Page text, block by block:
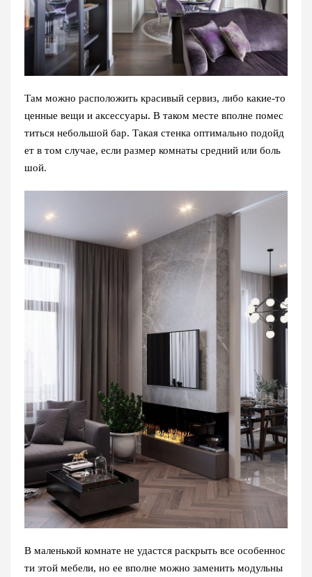
Там можно расположить красивый сервиз, либо какие-то
ценные вещи и аксессуары. В таком месте вполне помес
титься небольшой бар. Такая стенка оптимально подойд
ет в том случае, если размер комнаты средний или боль
шой.
В маленькой комнате не удастся раскрыть все особеннос
ти этой мебели, но ее вполне можно заменить модульны